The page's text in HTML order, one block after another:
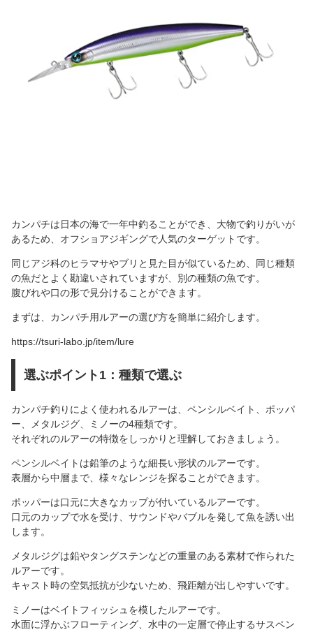
カンパチは日本の海で一年中釣ることができ、大物で釣りがいが
あるため、オフショアジギングで人気のターゲットです。
同じアジ科のヒラマサやブリと見た目が似ているため、同じ種類
の魚だとよく勘違いされていますが、別の種類の魚です。
腹びれや口の形で見分けることができます。
まずは、カンパチ用ルアーの選び方を簡単に紹介します。
https://tsuri-labo.jp/item/lure
選ぶポイント1：種類で選ぶ
カンパチ釣りによく使われるルアーは、ペンシルベイト、ポッパ
ー、メタルジグ、ミノーの4種類です。
それぞれのルアーの特徴をしっかりと理解しておきましょう。
ペンシルベイトは鉛筆のような細長い形状のルアーです。
表層から中層まで、様々なレンジを探ることができます。
ポッパーは口元に大きなカップが付いているルアーです。
口元のカップで水を受け、サウンドやバブルを発して魚を誘い出
します。
メタルジグは鉛やタングステンなどの重量のある素材で作られた
ルアーです。
キャスト時の空気抵抗が少ないため、飛距離が出しやすいです。
ミノーはベイトフィッシュを模したルアーです。
水面に浮かぶフローティング、水中の一定層で停止するサスペン